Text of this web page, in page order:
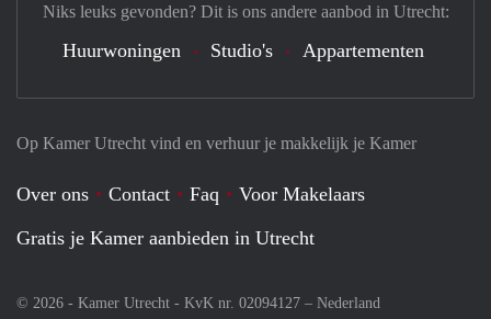
Op Kamer Utrecht vind en verhuur je makkelijk je Kamer
Over ons Contact Faq
Voor Makelaars
Gratis je Kamer aanbieden in Utrecht
© 2026 - Kamer Utrecht - KvK nr. 02094127 – Nederland
Niks leuks gevonden? Dit is ons andere aanbod in Utrecht:
Huurwoningen Studio's Appartementen